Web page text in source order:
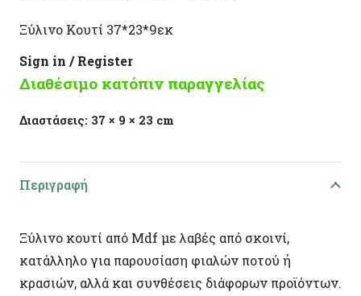
Ξύλινο Κουτί 37*23*9εκ
Sign in / Register
Διαθέσιμο κατόπιν παραγγελίας
Διαστάσεις: 37 × 9 × 23 cm
Περιγραφή
Ξύλινο κουτί από Mdf με λαβές από σκοινί,
κατάλληλο για παρουσίαση φιαλών ποτού ή
κρασιών, αλλά και συνθέσεις διάφορων προϊόντων.